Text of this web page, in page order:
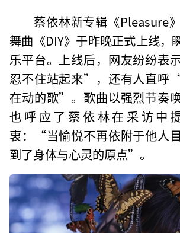
蔡依林新专辑《Pleasure
舞曲《DIY》于昨晚正式上线，
乐平台。上线后，网友纷纷表
忍不住站起来”，还有人直呼
在动的歌”。歌曲以强烈节奏唤
也呼应了蔡依林在采访中
衷：“当愉悦不再依附于他人
到了身体与心灵的原点”。